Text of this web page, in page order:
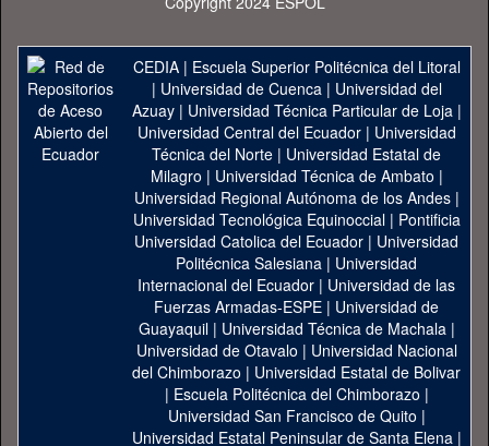
CEDIA| Escuela Superior Politécnica del Litoral
| Universidad de Cuenca| Universidad del
Azuay| Universidad Técnica Particular de Loja|
Universidad Central del Ecuador| Universidad
Técnica del Norte | Universidad Estatal de
Milagro | Universidad Técnica de Ambato |
Universidad Regional Autónoma de los Andes|
Universidad Tecnológica Equinoccial| Pontificia
Universidad Catolica del Ecuador | Universidad
Politécnica Salesiana | Universidad
Internacional del Ecuador | Universidad de las
Fuerzas Armadas-ESPE | Universidad de
Guayaquil| Universidad Técnica de Machala|
Universidad de Otavalo | Universidad Nacional
del Chimborazo | Universidad Estatal de Bolivar
| Escuela Politécnica del Chimborazo |
Universidad San Francisco de Quito |
Universidad Estatal Peninsular de Santa Elena|